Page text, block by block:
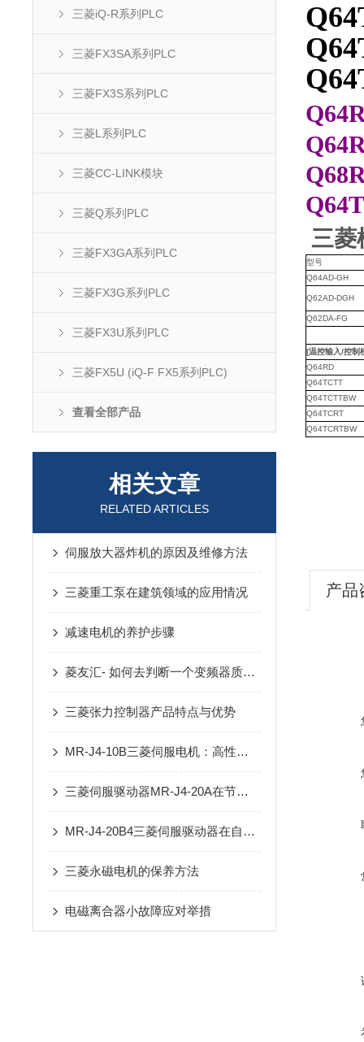
三菱iQ-R系列PLC
三菱FX3SA系列PLC
三菱FX3S系列PLC
三菱L系列PLC
三菱CC-LINK模块
三菱Q系列PLC
三菱FX3GA系列PLC
三菱FX3G系列PLC
三菱FX3U系列PLC
三菱FX5U (iQ-F FX5系列PLC)
查看全部产品
相关文章
RELATED ARTICLES
伺服放大器炸机的原因及维修方法
三菱重工泵在建筑领域的应用情况
减速电机的养护步骤
菱友汇- 如何去判断一个变频器质量的好坏？
三菱张力控制器产品特点与优势
MR-J4-10B三菱伺服电机：高性能的运动控制解决方案
三菱伺服驱动器MR-J4-20A在节能方面有哪些具体措施？
MR-J4-20B4三菱伺服驱动器在自动化中的优势
三菱永磁电机的保养方法
电磁离合器小故障应对举措
三菱
型号
Q64AD-GH
Q62AD-DGH
Q62DA-FG
[温控输入/控制
Q64RD
Q64TCTT
Q64TCTTBW
Q64TCRT
Q64TCRTBW
产品